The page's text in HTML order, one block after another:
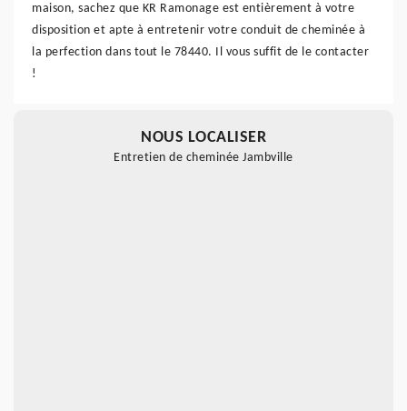
maison, sachez que KR Ramonage est entièrement à votre
disposition et apte à entretenir votre conduit de cheminée à
la perfection dans tout le 78440. Il vous suffit de le contacter
!
NOUS LOCALISER
Entretien de cheminée Jambville